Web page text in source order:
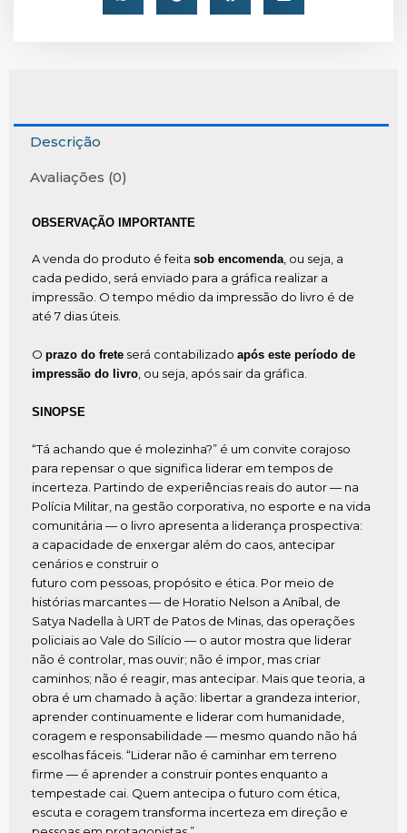
Descrição
Avaliações (0)
OBSERVAÇÃO IMPORTANTE
A venda do produto é feita sob encomenda, ou seja, a
cada pedido, será enviado para a gráfica realizar a
impressão. O tempo médio da impressão do livro é de
até 7 dias úteis.
O prazo do frete será contabilizado após este período de
impressão do livro, ou seja, após sair da gráfica.
SINOPSE
“Tá achando que é molezinha?” é um convite corajoso
para repensar o que significa liderar em tempos de
incerteza. Partindo de experiências reais do autor — na
Polícia Militar, na gestão corporativa, no esporte e na vida
comunitária — o livro apresenta a liderança prospectiva:
a capacidade de enxergar além do caos, antecipar
cenários e construir o
futuro com pessoas, propósito e ética. Por meio de
histórias marcantes — de Horatio Nelson a Aníbal, de
Satya Nadella à URT de Patos de Minas, das operações
policiais ao Vale do Silício — o autor mostra que liderar
não é controlar, mas ouvir; não é impor, mas criar
caminhos; não é reagir, mas antecipar. Mais que teoria, a
obra é um chamado à ação: libertar a grandeza interior,
aprender continuamente e liderar com humanidade,
coragem e responsabilidade — mesmo quando não há
escolhas fáceis. “Liderar não é caminhar em terreno
firme — é aprender a construir pontes enquanto a
tempestade cai. Quem antecipa o futuro com ética,
escuta e coragem transforma incerteza em direção e